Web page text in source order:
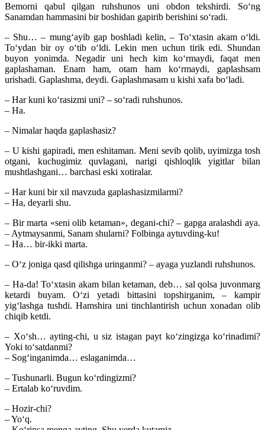
Bemorni qabul qilgan ruhshunos uni obdon tekshirdi. So‘ng
Sanamdan hammasini bir boshidan gapirib berishini so‘radi.
– Shu… – mung‘ayib gap boshladi kelin, – To‘xtasin akam o‘ldi.
To‘ydan bir oy o‘tib o‘ldi. Lekin men uchun tirik edi. Shundan
buyon yonimda. Negadir uni hech kim ko‘rmaydi, faqat men
gaplashaman. Enam ham, otam ham ko‘rmaydi, gaplashsam
urishadi. Gaplashma, deydi. Gaplashmasam u kishi xafa bo‘ladi.
– Har kuni ko‘rasizmi uni? – so‘radi ruhshunos.
– Ha.
– Nimalar haqda gaplashasiz?
– U kishi gapiradi, men eshitaman. Meni sevib qolib, uyimizga tosh
otgani, kuchugimiz quvlagani, narigi qishloqlik yigitlar bilan
mushtlashgani… barchasi eski xotiralar.
– Har kuni bir xil mavzuda gaplashasizmilarmi?
– Ha, deyarli shu.
– Bir marta «seni olib ketaman», degani-chi? – gapga aralashdi aya.
– Aytmaysanmi, Sanam shularni? Folbinga aytuvding-ku!
– Ha… bir-ikki marta.
– O‘z joniga qasd qilishga uringanmi? – ayaga yuzlandi ruhshunos.
– Ha-da! To‘xtasin akam bilan ketaman, deb… sal qolsa juvonmarg
ketardi buyam. O‘zi yetadi bittasini topshirganim, – kampir
yig‘lashga tushdi. Hamshira uni tinchlantirish uchun xonadan olib
chiqib ketdi.
– Xo‘sh… ayting-chi, u siz istagan payt ko‘zingizga ko‘rinadimi?
Yoki to‘satdanmi?
– Sog‘inganimda… eslaganimda…
– Tushunarli. Bugun ko‘rdingizmi?
– Ertalab ko‘ruvdim.
– Hozir-chi?
– Yo‘q.